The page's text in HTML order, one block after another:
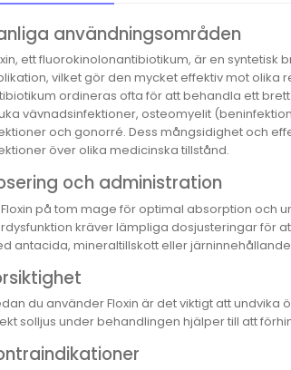
användningsområden
ett fluorokinolonantibiotikum, är en
vilket gör den mycket effektiv mot olika
ordineras ofta för att behandla ett
vävnadsinfektioner, osteomyelit
och gonorré. Dess mångsidighet och
över olika medicinska tillstånd.
och administration
på tom mage för optimal absorption och
kräver lämpliga dosjusteringar för
antacida, mineraltillskott eller
du använder Floxin är det viktigt att
solljus under behandlingen hjälper till att